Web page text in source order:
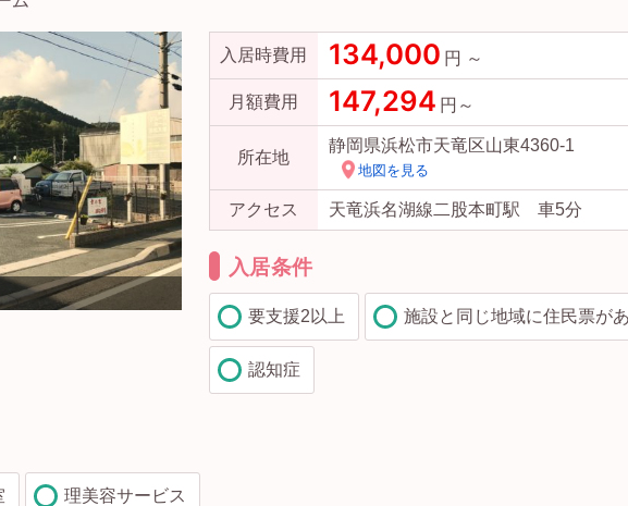
入居時費用 134,000 円 ～
月額費用 147,294 円～
所在地
静岡県浜松市天竜区山東4360-1
地図を見る
アクセス 天竜浜名湖線二股本町駅 車5分
入居条件
要支援2以上 施設と同じ地域に住民票が
認知症
理美容サービス